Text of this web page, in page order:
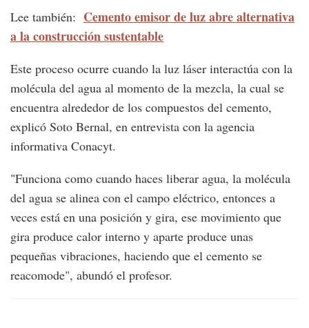
Lee también: Cemento emisor de luz abre alternativa
a la construcción sustentable
Este proceso ocurre cuando la luz láser interactúa con la
molécula del agua al momento de la mezcla, la cual se
encuentra alrededor de los compuestos del cemento,
explicó Soto Bernal, en entrevista con la agencia
informativa Conacyt.
"Funciona como cuando haces liberar agua, la molécula
del agua se alinea con el campo eléctrico, entonces a
veces está en una posición y gira, ese movimiento que
gira produce calor interno y aparte produce unas
pequeñas vibraciones, haciendo que el cemento se
reacomode", abundó el profesor.